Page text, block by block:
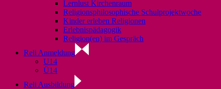
Lernlust Kirchenraum
Religionsphilosophische Schulprojektwoche
Kinder erleben Religionen
Erlebnispädagogik
Religion(en) im Gespräch
Reli Anmeldung
U14
Ü14
Reli Ausbildung